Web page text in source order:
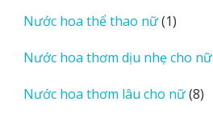
Nước hoa thể thao nữ 11
phẩm
Nước hoa thơm dịu nhẹ cho nữ
Nước hoa thơm lâu cho nữ 88